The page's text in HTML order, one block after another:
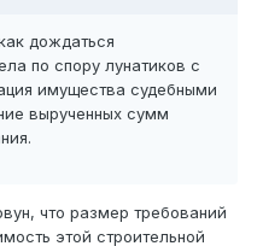
дождаться
по спору лунатиков с
имущества судебными
вырученных сумм
что размер требований
этой строительной